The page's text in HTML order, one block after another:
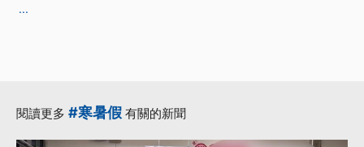
...
閱讀更多 #寒暑假 有關的新聞